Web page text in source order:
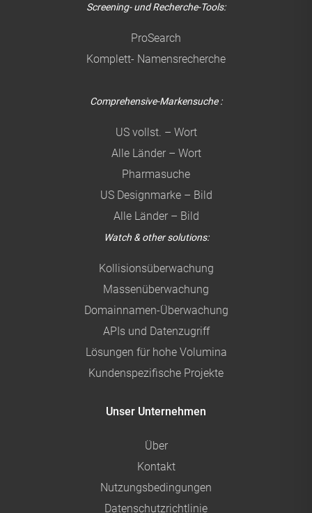
Screening- und Recherche-Tools:
ProSearch
Komplett- Namensrecherche
Comprehensive-Markensuche :
US vollst. – Wort
Alle Länder – Wort
Pharmasuche
US Designmarke – Bild
Alle Länder – Bild
Watch & other solutions:
Kollisionsüberwachung
Massenüberwachung
Domainnamen-Überwachung
APIs und Datenzugriff
Lösungen für hohe Volumina
Kundenspezifische Projekte
Unser Unternehmen
Über
Kontakt
Nutzungsbedingungen
Datenschutzrichtlinie